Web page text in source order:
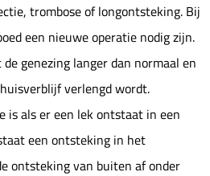
trombose of longontsteking. Bij
een nieuwe operatie nodig zijn.
genezing langer dan normaal en
verlengd wordt.
is als er een lek ontstaat in een
een ontsteking in het
ontsteking van buiten af onder